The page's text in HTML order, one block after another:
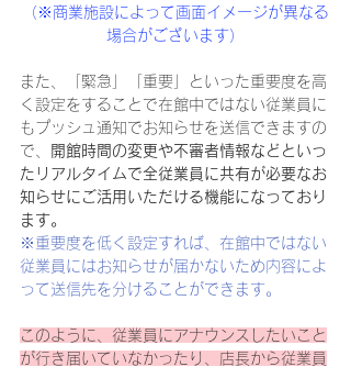
（※商業施設によって画面イメージが異なる
場合がございます）
また、「緊急」「重要」といった重要度を高
く設定をすることで在館中ではない従業員に
もプッシュ通知でお知らせを送信できますの
で、
開館時間の変更や不審者情報などといっ
たリアルタイムで全従業員に共有が必要なお
知らせにご活用いただける機能になっており
ます。
※重要度を低く設定すれば、在館中ではない
従業員にはお知らせが届かないため内容によ
って送信先を分けることができます。
このように、従業員にアナウンスしたいこと
が行き届いていなかったり、店長から従業員